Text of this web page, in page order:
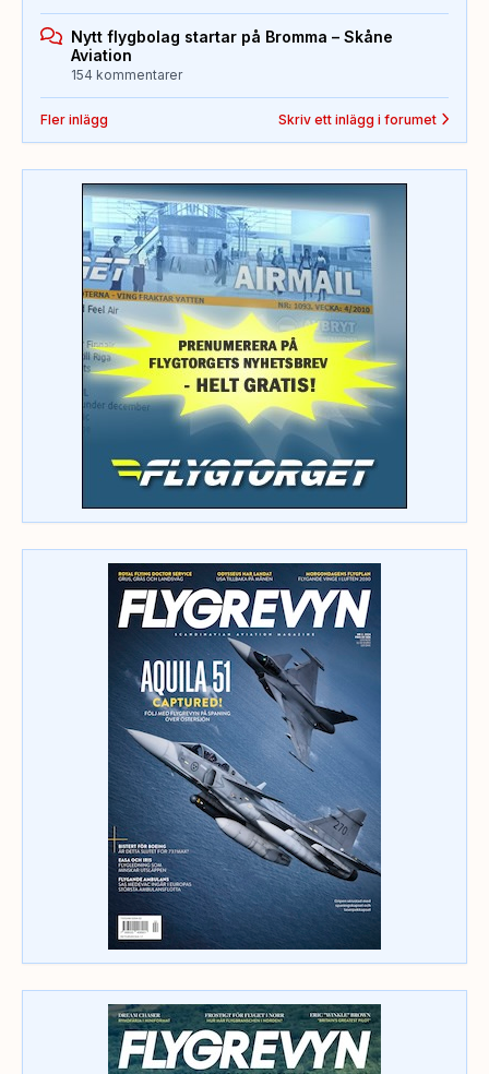
Nytt flygbolag startar på Bromma – Skåne
Aviation
154 kommentarer
Fler inlägg Skriv ett inlägg i forumet